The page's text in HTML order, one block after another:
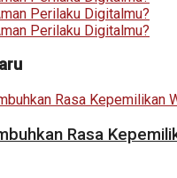
Rasa